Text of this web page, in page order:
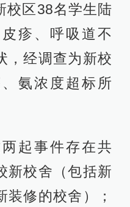
校区38名学生陆
疹、呼吸道不
，经调查为新校
氨浓度超标所
起事件存在共
新校舍（包括新
修的校舍）；